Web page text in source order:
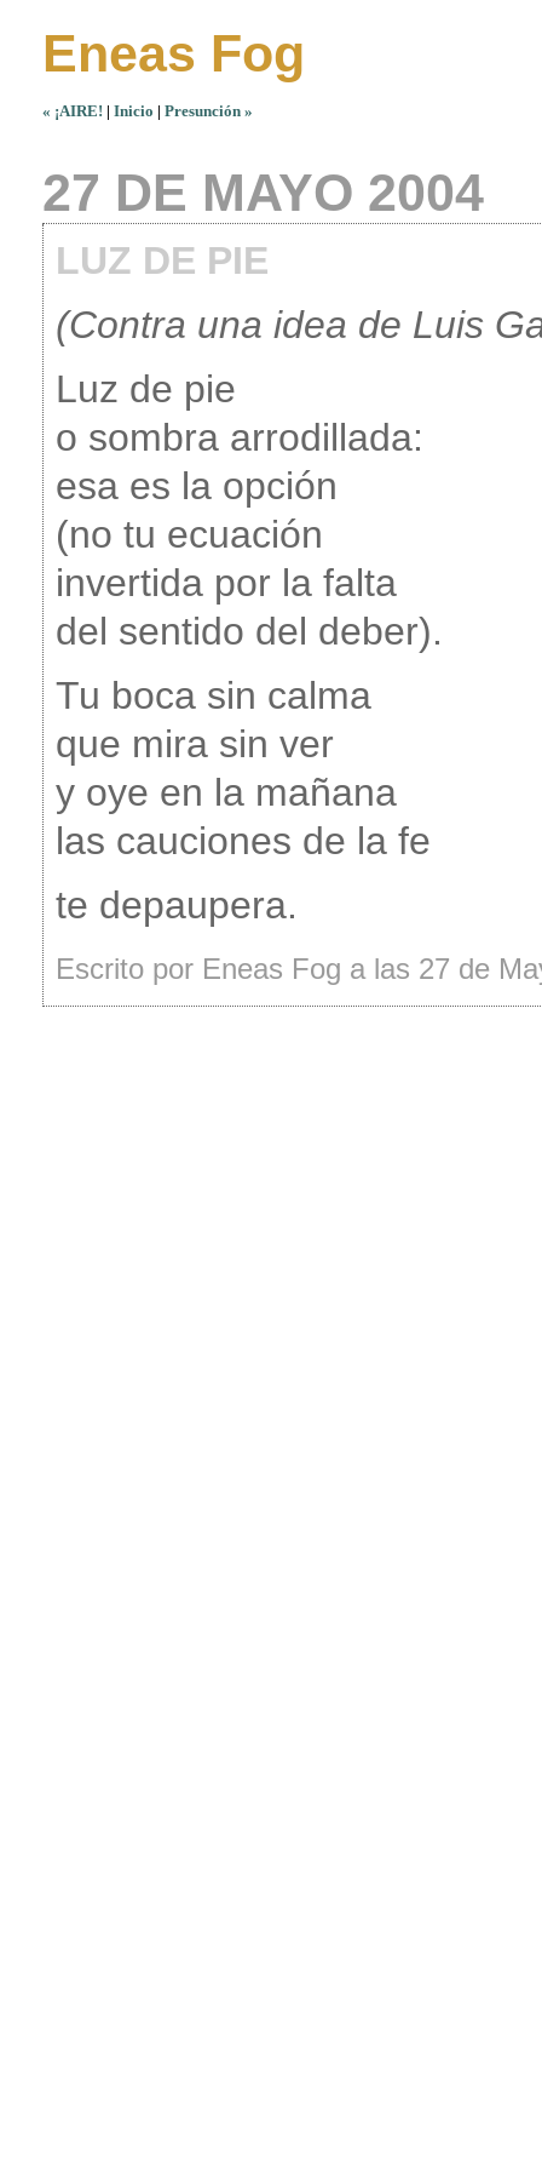
Eneas Fog
« ¡AIRE! | Inicio | Presunción »
27 DE MAYO 2004
LUZ DE PIE
(Contra una idea de Luis
Luz de pie
o sombra arrodillada:
esa es la opción
(no tu ecuación
invertida por la falta
del sentido del deber).
Tu boca sin calma
que mira sin ver
y oye en la mañana
las cauciones de la fe
te depaupera.
Escrito por Eneas Fog a las 27 de